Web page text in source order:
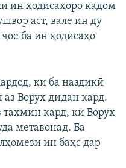
ин ҳодисаҳоро кадом
аст, вале ин ду
ба ин ҳодисаҳо
ки ба наздикӣ
Ворух дидан кард.
кард, ки Ворух
метавонад. Ба
ин баҳс дар